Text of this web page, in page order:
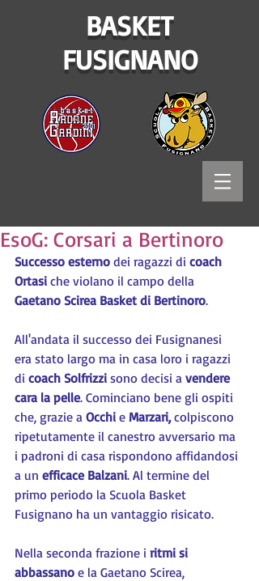
BASKET
FUSIGNANO
EsoG: Corsari a Bertinoro
Successo esterno dei ragazzi di coach
Ortasi che violano il campo della
Gaetano Scirea Basket di Bertinoro.
All'andata il successo dei Fusignanesi
era stato largo ma in casa loro i ragazzi
di coach Solfrizzi sono decisi a vendere
cara la pelle. Cominciano bene gli ospiti
che, grazie a Occhi e Marzari, colpiscono
ripetutamente il canestro avversario ma
i padroni di casa rispondono affidandosi
a un efficace Balzani. Al termine del
primo periodo la Scuola Basket
Fusignano ha un vantaggio risicato.
Nella seconda frazione i ritmi si
abbassano e la Gaetano Scirea,